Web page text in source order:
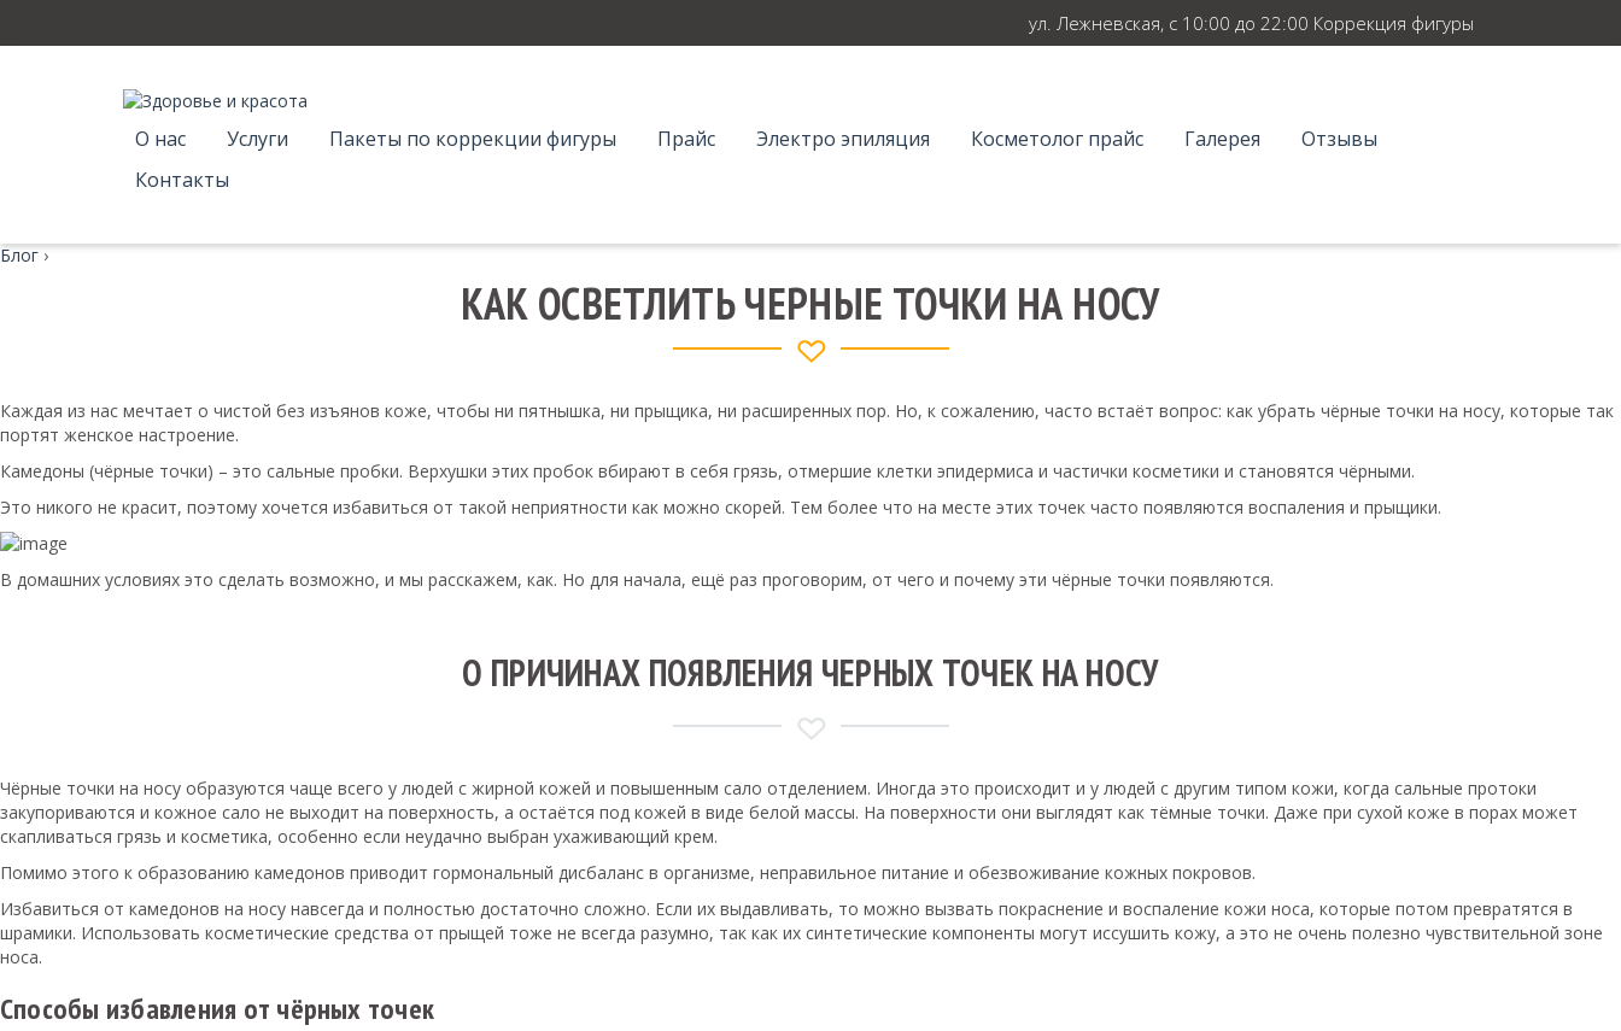
ул. Лежневская, с 10:00 до 22:00 Коррекция фигуры
О нас Услуги Пакеты по коррекции фигуры Прайс Электро эпиляция Косметолог прайс Галерея
Отзывы
Контакты
Блог ›
КАК ОСВЕТЛИТЬ ЧЕРНЫЕ ТОЧКИ НА НОСУ
Каждая из нас мечтает о чистой без изъянов коже, чтобы ни пятнышка, ни прыщика, ни расширенных пор. Но, к сожалению, часто встаёт вопрос: как убрать чёрные точки на носу, которые так
портят женское настроение.
Камедоны (чёрные точки) – это сальные пробки. Верхушки этих пробок вбирают в себя грязь, отмершие клетки эпидермиса и частички косметики и становятся чёрными.
Это никого не красит, поэтому хочется избавиться от такой неприятности как можно скорей. Тем более что на месте этих точек часто появляются воспаления и прыщики.
В домашних условиях это сделать возможно, и мы расскажем, как. Но для начала, ещё раз проговорим, от чего и почему эти чёрные точки появляются.
О ПРИЧИНАХ ПОЯВЛЕНИЯ ЧЕРНЫХ ТОЧЕК НА НОСУ
Чёрные точки на носу образуются чаще всего у людей с жирной кожей и повышенным сало отделением. Иногда это происходит и у людей с другим типом кожи, когда сальные протоки
закупориваются и кожное сало не выходит на поверхность, а остаётся под кожей в виде белой массы. На поверхности они выглядят как тёмные точки. Даже при сухой коже в порах может
скапливаться грязь и косметика, особенно если неудачно выбран ухаживающий крем.
Помимо этого к образованию камедонов приводит гормональный дисбаланс в организме, неправильное питание и обезвоживание кожных покровов.
Избавиться от камедонов на носу навсегда и полностью достаточно сложно. Если их выдавливать, то можно вызвать покраснение и воспаление кожи носа, которые потом превратятся в
шрамики. Использовать косметические средства от прыщей тоже не всегда разумно, так как их синтетические компоненты могут иссушить кожу, а это не очень полезно чувствительной зоне
носа.
Способы избавления от чёрных точек